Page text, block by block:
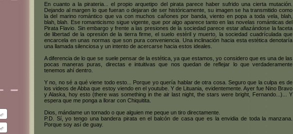
En cuanto a la pirateria... el propio arquetipo del pirata parece haber sufrido una cierta mutación.
Dejando al margen lo que fueran o dejaran de ser históricamente, su imagen se ha transmitido como
la del marino romántico que va con muchos cañones por banda, viento en popa a toda vela, blah,
blah, blah. Ese romanticismo sigue vigente, que por algo aparece tanto en las novelas románticas del
Pirata Flavio. Sin embargo y frente a las presiones de la sociedad parece estar afiazándose la faceta
de libertad de la opresión de la tierra firme, el suelo estéril y muerto, la sociedad cuadrículada que
encarcela en unas normas que son pura conveniencia. Una inclinación hacia esta estética denotaría
una llamada silenciosa y un intento de acercarse hacia estos ideales.
A diferencia de lo que se suele pensar de la estética, ya que estamos, yo considero que es una de las
pocas maneras puras, directas e intuitivas que nos quedan de reflejar lo que verdaderamente
tenemos ahí dentro.
Y no, no sé a qué viene todo esto... Porque yo quería hablar de otra cosa. Seguro que la culpa es de
los videos de Abba que estoy viendo en el youtube. Y de Lituania, evidentemente. Ayer fue Nino Bravo
y Alaska, hoy esto (there was something in the air last night, the stars were bright, Fernando...)... Y
espera que me ponga a llorar con Chiquitita.
Dios, mándame un tornado o que alguien me peque un tiro directamente.
P.D. Sí, yo tengo una bandera pirata en el balcón de casa que es la envidia de toda la manzana.
Porque soy así de guay.